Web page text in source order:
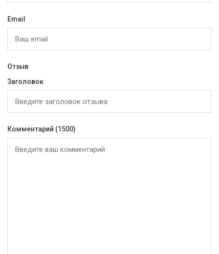
Email
Отзыв
Заголовок
Комментарий (1500)